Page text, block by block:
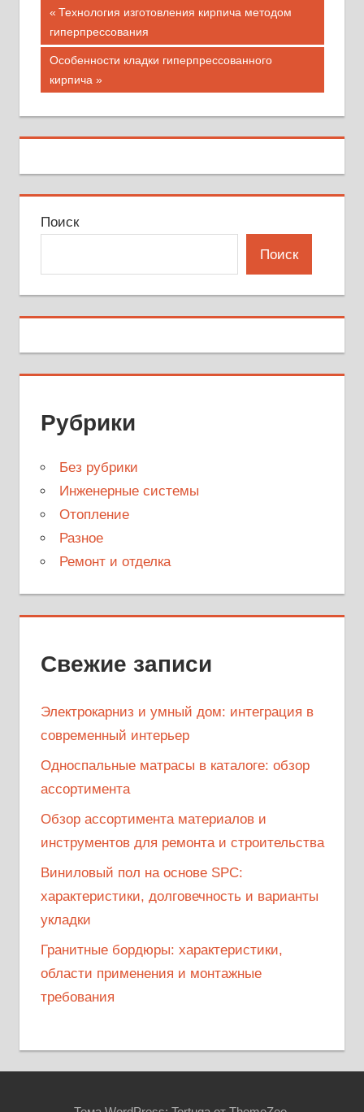
Навигация
по
записям
Предыдущая
запись;
Технология изготовления кирпича методом
гиперпрессования
Следующая
запись:
Особенности кладки гиперпрессованного
кирпича
Поиск
Поиск
Рубрики
Без рубрики
Инженерные системы
Отопление
Разное
Ремонт и отделка
Свежие записи
Электрокарниз и умный дом: интеграция в
современный интерьер
Односпальные матрасы в каталоге: обзор
ассортимента
Обзор ассортимента материалов и
инструментов для ремонта и строительства
Виниловый пол на основе SPC:
характеристики, долговечность и варианты
укладки
Гранитные бордюры: характеристики,
области применения и монтажные
требования